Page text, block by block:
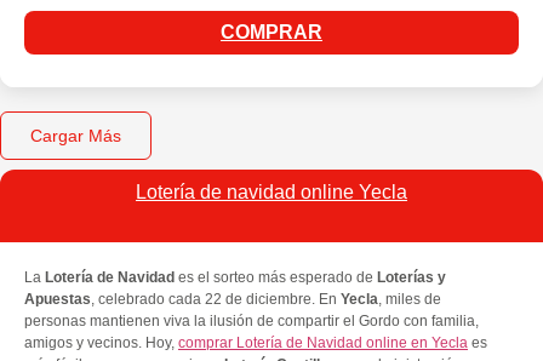
COMPRAR
Cargar Más
Lotería de navidad online Yecla
La Lotería de Navidad es el sorteo más esperado de Loterías y
Apuestas, celebrado cada 22 de diciembre. En Yecla, miles de
personas mantienen viva la ilusión de compartir el Gordo con familia,
amigos y vecinos. Hoy, comprar Lotería de Navidad online en Yecla es